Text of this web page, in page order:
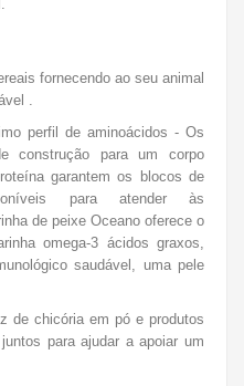
fornecendo ao seu animal
.
perfil de aminoácidos - Os
construção para um corpo
garantem os blocos de
para atender às
de peixe Oceano oferece o
omega-3 ácidos graxos,
saudável, uma pele
de chicória em pó e produtos
para ajudar a apoiar um